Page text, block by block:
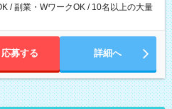
/ 副業・WワークOK / 10名以上の大量
応募する 詳細へ